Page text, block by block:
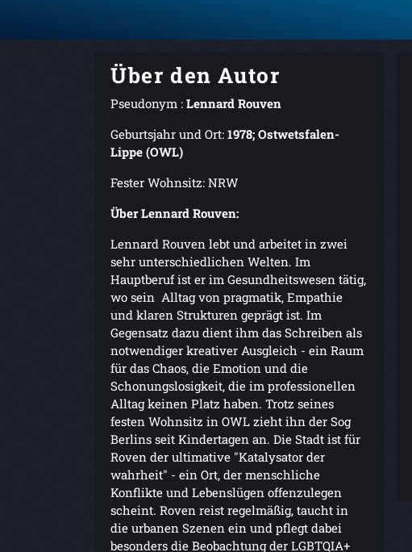
Über den Autor
Pseudonym : Lennard Rouven
Geburtsjahr und Ort: 1978; Ostwetsfalen-
Lippe (OWL)
Fester Wohnsitz: NRW
Über Lennard Rouven:
Lennard Rouven lebt und arbeitet in zwei
sehr unterschiedlichen Welten. Im
Hauptberuf ist er im Gesundheitswesen tätig,
wo sein Alltag von pragmatik, Empathie
und klaren Strukturen geprägt ist. Im
Gegensatz dazu dient ihm das Schreiben als
notwendiger kreativer Ausgleich - ein Raum
für das Chaos, die Emotion und die
Schonungslosigkeit, die im professionellen
Alltag keinen Platz haben. Trotz seines
festen Wohnsitz in OWL zieht ihn der Sog
Berlins seit Kindertagen an. Die Stadt ist für
Roven der ultimative "Katalysator der
wahrheit" - ein Ort, der menschliche
Konflikte und Lebenslügen offenzulegen
scheint. Roven reist regelmäßig, taucht in
die urbanen Szenen ein und pflegt dabei
besonders die Beobachtung der LGBTQIA+